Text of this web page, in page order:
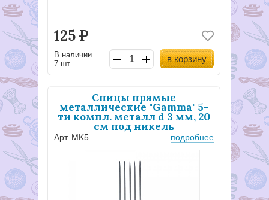
125Р
В наличии
7 шт..
в корзину
Спицы прямые
металлические "Gamma" 5-
ти компл. металл d 3 мм, 20
см под никель
Арт. MK5 подробнее